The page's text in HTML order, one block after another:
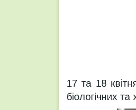
17 та 18
біологічних та